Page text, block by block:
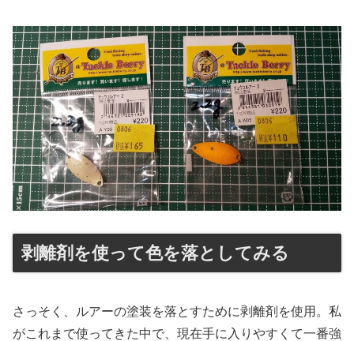
剥離剤を使って色を落としてみる
さっそく、ルアーの塗装を落とすために剥離剤を使用。私
がこれまで使ってきた中で、現在手に入りやすくて一番強